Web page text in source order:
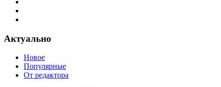
Актуально
Новое
Популярные
От редактора